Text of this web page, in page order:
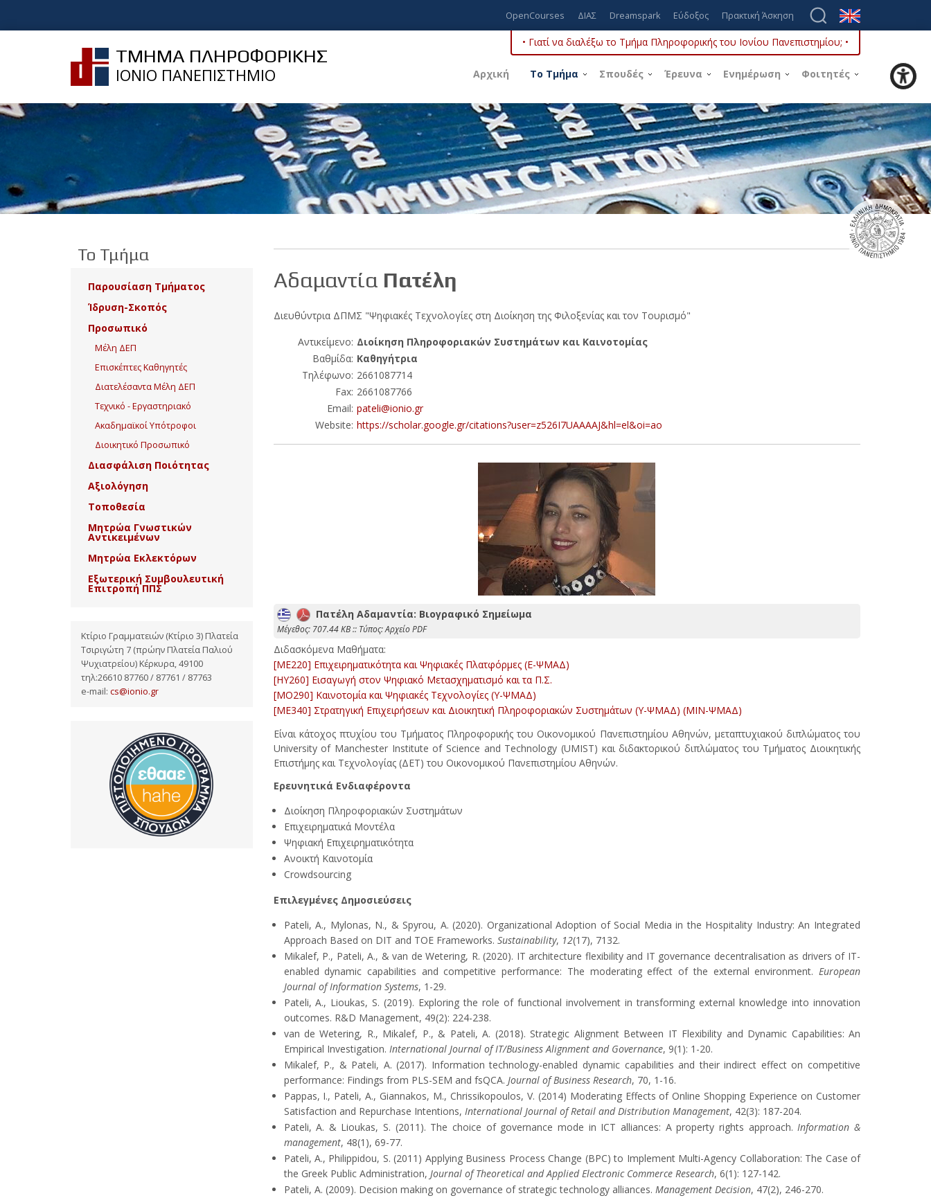
OpenCourses ΔΙΑΣ Dreamspark Εύδοξος Πρακτική Άσκηση
ΤΜΗΜΑ ΠΛΗΡΟΦΟΡΙΚΗΣ
ΙΟΝΙΟ ΠΑΝΕΠΙΣΤΗΜΙΟ
• Γιατί να διαλέξω το Τμήμα Πληροφορικής του Ιονίου Πανεπιστημίου; •
Αρχική Το Τμήμα Σπουδές Έρευνα Ενημέρωση Φοιτητές
Αδαμαντία Πατέλη
Διευθύντρια ΔΠΜΣ "Ψηφιακές Τεχνολογίες στη Διοίκηση της Φιλοξενίας και τον Τουρισμό"
Αντικείμενο: Διοίκηση Πληροφοριακών Συστημάτων και Καινοτομίας
Βαθμίδα: Καθηγήτρια
Τηλέφωνο: 2661087714
Fax: 2661087766
Email: pateli@ionio.gr
Website: https://scholar.google.gr/citations?user=z526I7UAAAAJ&hl=el&oi=ao
Πατέλη Αδαμαντία: Βιογραφικό Σημείωμα
Mέγεθος: 707.44 KB :: Τύπος: Αρχείο PDF
Διδασκόμενα Μαθήματα:
[ME220] Επιχειρηματικότητα και Ψηφιακές Πλατφόρμες (Ε-ΨΜΑΔ)
[HY260] Εισαγωγή στον Ψηφιακό Μετασχηματισμό και τα Π.Σ.
[MO290] Καινοτομία και Ψηφιακές Τεχνολογίες (Υ-ΨΜΑΔ)
[ME340] Στρατηγική Επιχειρήσεων και Διοικητική Πληροφοριακών Συστημάτων (Υ-ΨΜΑΔ) (ΜΙΝ-ΨΜΑΔ)
Είναι κάτοχος πτυχίου του Τμήματος Πληροφορικής του Οικονομικού Πανεπιστημίου Αθηνών, μεταπτυχιακού διπλώματος του
University of Manchester Institute of Science and Technology (UMIST) και διδακτορικού διπλώματος του Τμήματος Διοικητικής
Επιστήμης και Τεχνολογίας (ΔΕΤ) του Οικονομικού Πανεπιστημίου Αθηνών.
Ερευνητικά Ενδιαφέροντα
Διοίκηση Πληροφοριακών Συστημάτων
Επιχειρηματικά Μοντέλα
Ψηφιακή Επιχειρηματικότητα
Ανοικτή Καινοτομία
Crowdsourcing
Επιλεγμένες Δημοσιεύσεις
Pateli, A., Mylonas, N., & Spyrou, A. (2020). Organizational Adoption of Social Media in the Hospitality Industry: An Integrated
Approach Based on DIT and TOE Frameworks. Sustainability, 12(17), 7132.
Mikalef, P., Pateli, A., & van de Wetering, R. (2020). IT architecture flexibility and IT governance decentralisation as drivers of IT-
enabled dynamic capabilities and competitive performance: The moderating effect of the external environment. European
Journal of Information Systems, 1-29.
Pateli, A., Lioukas, S. (2019). Exploring the role of functional involvement in transforming external knowledge into innovation
outcomes. R&D Management, 49(2): 224-238.
van de Wetering, R., Mikalef, P., & Pateli, A. (2018). Strategic Alignment Between IT Flexibility and Dynamic Capabilities: An
Empirical Investigation. InternationalJournal of IT/Business Alignment and Governance, 9(1): 1-20.
Mikalef, P., & Pateli, A. (2017). Information technology-enabled dynamic capabilities and their indirect effect on competitive
performance: Findings from PLS-SEM and fsQCA. Journal of Business Research, 70, 1-16.
Pappas, I., Pateli, A., Giannakos, M., Chrissikopoulos, V. (2014) Moderating Effects of Online Shopping Experience on Customer
Satisfaction and Repurchase Intentions, International Journal of Retail and Distribution Management, 42(3): 187-204.
Pateli, A. & Lioukas, S. (2011). The choice of governance mode in ICT alliances: A property rights approach.Information &
management, 48(1), 69-77.
Pateli, A., Philippidou, S. (2011) Applying Business Process Change (BPC) to Implement Multi-Agency Collaboration: The Case of
the Greek Public Administration, Journal of Theoretical and Applied Electronic Commerce Research, 6(1): 127-142.
Pateli, A. (2009). Decision making on governance of strategic technology alliances. Management Decision, 47(2), 246-270.
Το Τμήμα
Παρουσίαση Τμήματος
Ίδρυση-Σκοπός
Προσωπικό
Μέλη ΔΕΠ
Επισκέπτες Καθηγητές
Διατελέσαντα Μέλη ΔΕΠ
Τεχνικό - Εργαστηριακό
Ακαδημαϊκοί Υπότροφοι
Διοικητικό Προσωπικό
Διασφάλιση Ποιότητας
Αξιολόγηση
Τοποθεσία
Μητρώα Γνωστικών
Αντικειμένων
Μητρώα Εκλεκτόρων
Εξωτερική Συμβουλευτική
Επιτροπή ΠΠΣ
Κτίριο Γραμματειών (Κτίριο 3) Πλατεία
Τσιριγώτη 7 (πρώην Πλατεία Παλιού
Ψυχιατρείου) Κέρκυρα, 49100
τηλ:26610 87760 / 87761 / 87763
e-mail: cs@ionio.gr